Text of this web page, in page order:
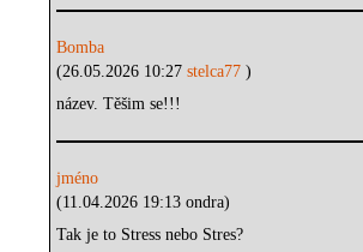
Bomba
(26.05.2026 10:27stelca77)
název. Těšim se!!!
jméno
(11.04.2026 19:13 ondra)
Tak je to Stress nebo Stres?